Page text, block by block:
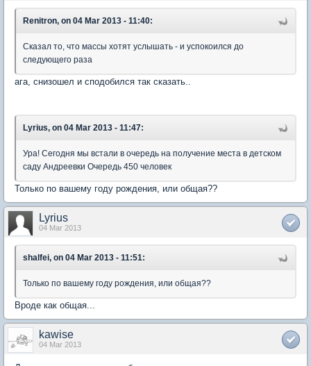
Renitron, on 04 Mar 2013 - 11:40:
Сказал то, что массы хотят услышать - и успокоился до
следующего раза
ага, снизошел и сподобился так сказать..
Lyrius, on 04 Mar 2013 - 11:47:
Ура! Сегодня мы встали в очередь на получение места в детском
саду Андреевки Очередь 450 человек
Только по вашему году рождения, или общая??
Lyrius
04 Mar 2013
shalfei, on 04 Mar 2013 - 11:51:
Только по вашему году рождения, или общая??
Вроде как общая...
kawise
04 Mar 2013